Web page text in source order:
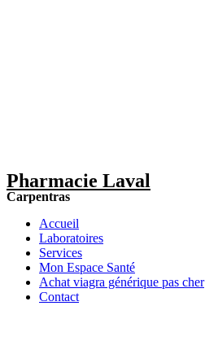
Pharmacie Laval
Carpentras
Accueil
Laboratoires
Services
Mon Espace Santé
Achat viagra générique pas cher
Contact